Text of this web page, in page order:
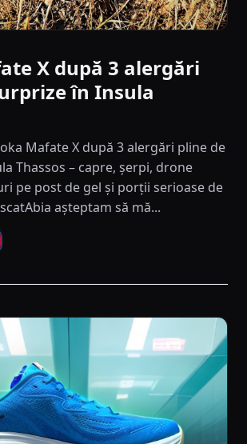
X după 3 alergări
în Insula
Mafate X după 3 alergări pline de
Thassos – capre, șerpi, drone
pe post de gel și porții serioase de
așteptam să mă...